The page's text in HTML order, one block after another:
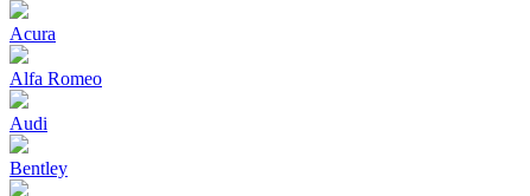
Acura
Alfa Romeo
Audi
Bentley